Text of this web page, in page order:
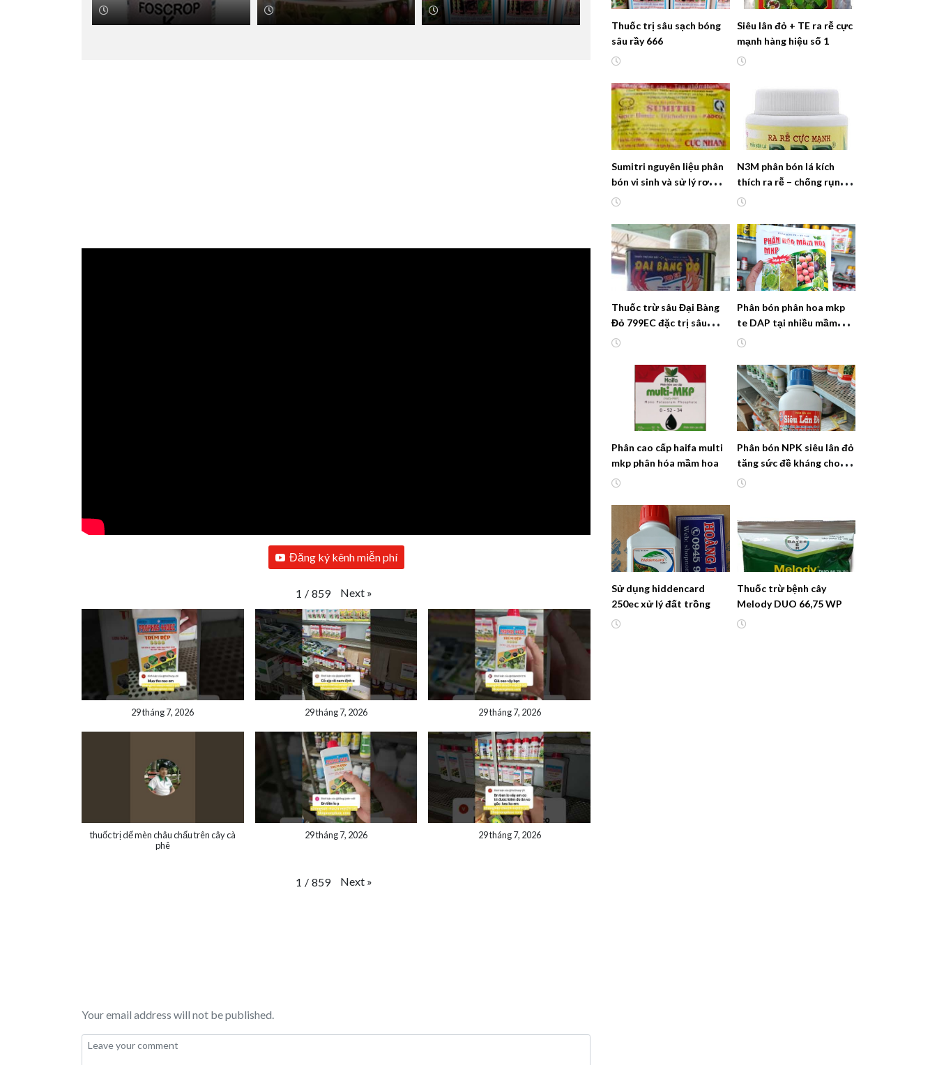
hòa tan
Đăng ký kênh miễn phí
1 / 859 Next »
29 tháng 7, 2026 29 tháng 7, 2026 29 tháng 7, 2026
thuốc trị dế mèn châu chấu trên cây cà
phê
29 tháng 7, 2026 29 tháng 7, 2026
1 / 859 Next »
Your email address will not be published.
Thuốc trị sâu sạch bóng
sâu rầy 666
Siêu lân đỏ + TE ra rễ cực
mạnh hàng hiệu số 1
Sumitri nguyên liệu phân
bón vi sinh và sử lý rơm rạ
thành phân ngay tại
N3M phân bón lá kích
thích ra rễ – chống rụng
hoa – tăng đậu quả
Thuốc trừ sâu Đại Bàng
Đỏ 799EC đặc trị sâu
cuôn lá, rầy nhanh hơn
Phân bón phân hoa mkp
te DAP tại nhiều mầm
hoa chống nghẹt
Phân cao cấp haifa multi
mkp phân hóa mầm hoa
Phân bón NPK siêu lân đỏ
tăng sức đề kháng cho
cây
Sử dụng hiddencard
250ec xử lý đất trồng
Thuốc trừ bệnh cây
Melody DUO 66,75 WP